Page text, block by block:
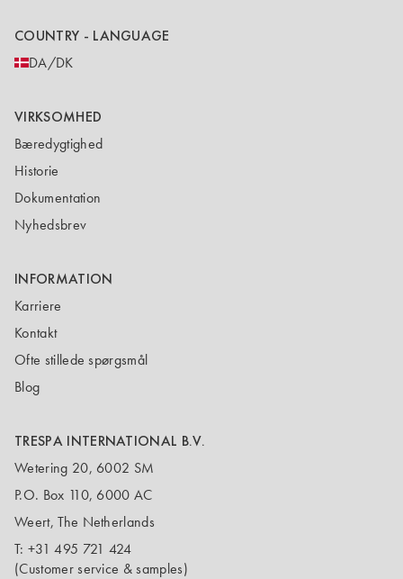
COUNTRY - LANGUAGE
DA/DK
VIRKSOMHED
Bæredygtighed
Historie
Dokumentation
Nyhedsbrev
INFORMATION
Karriere
Kontakt
Ofte stillede spørgsmål
Blog
TRESPA INTERNATIONAL B.V.
Wetering 20, 6002 SM
P.O. Box 110, 6000 AC
Weert, The Netherlands
T: +31 495 721 424
(Customer service & samples)